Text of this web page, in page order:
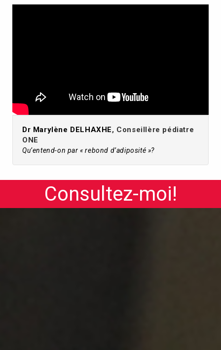
Dr Marylène DELHAXHE, Conseillère pédiatre
ONE
Qu’entend-on par « rebond d’adiposité »?
Consultez-moi!